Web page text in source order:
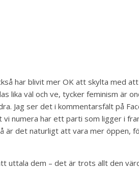
har blivit mer OK att skylta med
lika väl och ve, tycker feminism är
Jag ser det i kommentarsfält på
numera har ett parti som ligger i
är det naturligt att vara mer öppen,
uttala dem – det är trots allt den